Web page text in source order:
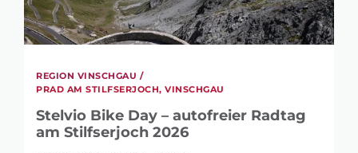
REGION VINSCHGAU /
PRAD AM STILFSERJOCH, VINSCHGAU
Stelvio Bike Day – autofreier Radtag
am Stilfserjoch 2026